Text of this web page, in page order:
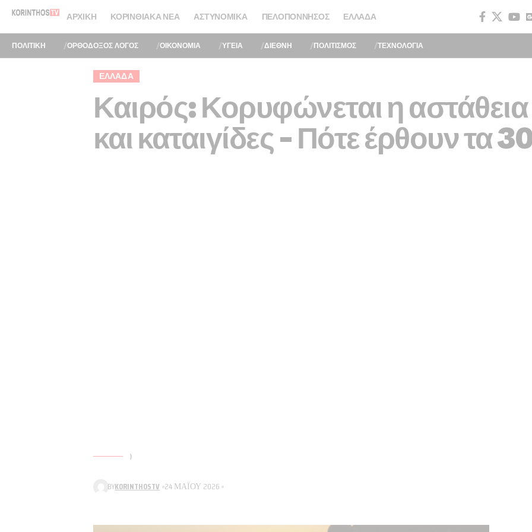
ΑΡΧΙΚΉ ΚΟΡΙΝΘΙΑΚΆ ΝΈΑ ΑΣΤΥΝΟΜΙΚΆ ΠΕΛΟΠΌΝΝΗΣΟΣ ΕΛΛΆΔΑ
ΠΟΛΙΤΙΚΗ ΟΡΘΟΔΟΞΟΣ ΛΟΓΟΣ ΟΙΚΟΝΟΜΙΑ ΥΓΕΙΑ ΔΙΕΘΝΗ ΠΟΛΙΤΙΣΜΟΣ ΤΕΧΝΟΛΟΓΙΑ
ΕΛΛΆΔΑ
Καιρός: Κορυφώνεται η
και καταιγίδες – Πότε έρθουν τα
)
BYKORINTHOSTV 24 ΜΑΪ́ΟΥ 2026